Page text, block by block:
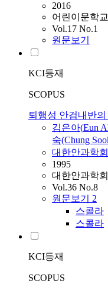
2016
어린이문학
Vol.17 No.1
원문보기
KCI등재
SCOPUS
퇴행성 안검내반
김은아(Eun
숙(Chung
대한안과학회
1995
대한안과학회
Vol.36 No.8
원문보기 2
스콜라
스콜라
KCI등재
SCOPUS